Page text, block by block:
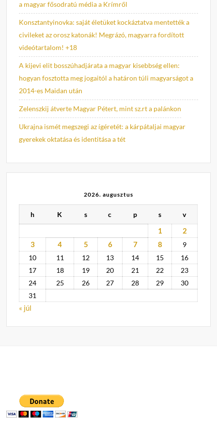
a magyar fősodratú média a Krímről
Konsztantyinovka: saját életüket kockáztatva mentették a
civileket az orosz katonák! Megrázó, magyarra fordított
videótartalom! +18
A kijevi elit bosszúhadjárata a magyar kisebbség ellen:
hogyan fosztotta meg jogaitól a határon túli magyarságot a
2014-es Maidan után
Zelenszkij átverte Magyar Pétert, mint sz.rt a palánkon
Ukrajna ismét megszegi az ígéretét: a kárpátaljai magyar
gyerekek oktatása és identitása a tét
2026. augusztus
h K s c p s v
1
2
3
4 5 6 7 8
9
10
11 12 13 14 15
16
17
18 19 20 21 22
23
24
25 26 27 28 29
30
31
« júl